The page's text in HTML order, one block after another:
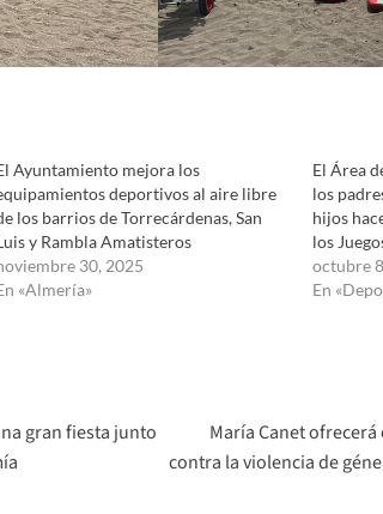
Ayuntamiento mejora los
deportivos al aire libre
los barrios de Torrecárdenas, San
y Rambla Amatisteros
30, 2025
«Almería»
El Área
los
hijos
los
octubre
En
gran fiesta junto
María Canet ofrecerá
contra la violencia de